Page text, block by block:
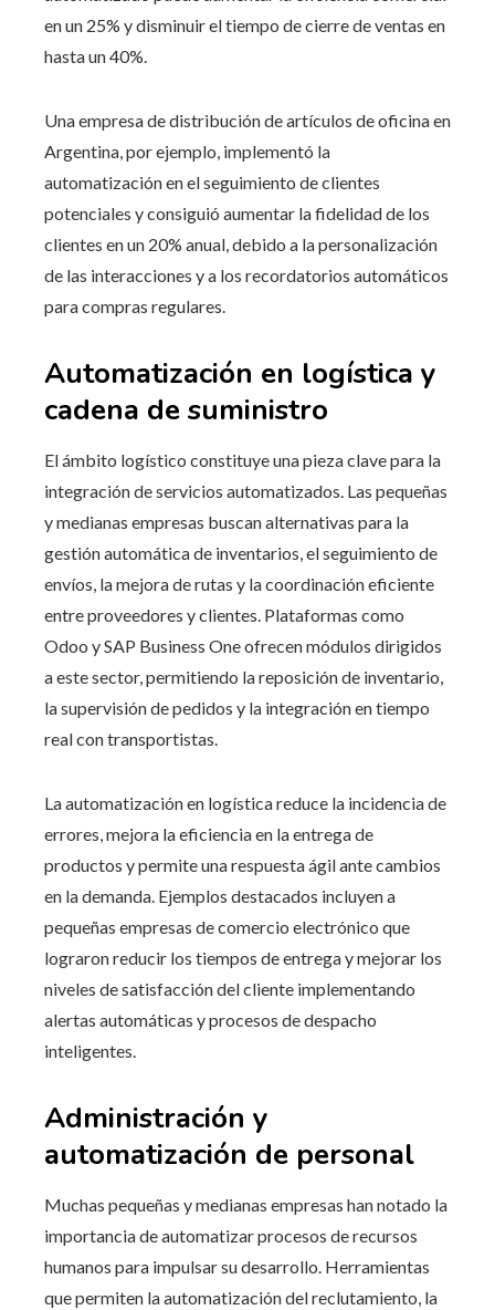
en un 25% y disminuir el tiempo de cierre de ventas en
hasta un 40%.
Una empresa de distribución de artículos de oficina en
Argentina, por ejemplo, implementó la
automatización en el seguimiento de clientes
potenciales y consiguió aumentar la fidelidad de los
clientes en un 20% anual, debido a la personalización
de las interacciones y a los recordatorios automáticos
para compras regulares.
Automatización en logística y
cadena de suministro
El ámbito logístico constituye una pieza clave para la
integración de servicios automatizados. Las pequeñas
y medianas empresas buscan alternativas para la
gestión automática de inventarios, el seguimiento de
envíos, la mejora de rutas y la coordinación eficiente
entre proveedores y clientes. Plataformas como
Odoo y SAP Business One ofrecen módulos dirigidos
a este sector, permitiendo la reposición de inventario,
la supervisión de pedidos y la integración en tiempo
real con transportistas.
La automatización en logística reduce la incidencia de
errores, mejora la eficiencia en la entrega de
productos y permite una respuesta ágil ante cambios
en la demanda. Ejemplos destacados incluyen a
pequeñas empresas de comercio electrónico que
lograron reducir los tiempos de entrega y mejorar los
niveles de satisfacción del cliente implementando
alertas automáticas y procesos de despacho
inteligentes.
Administración y
automatización de personal
Muchas pequeñas y medianas empresas han notado la
importancia de automatizar procesos de recursos
humanos para impulsar su desarrollo. Herramientas
que permiten la automatización del reclutamiento, la